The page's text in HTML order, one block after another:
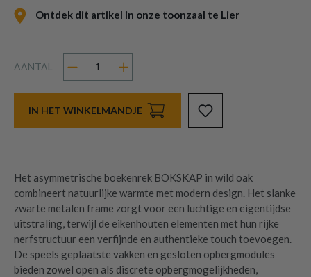
Ontdek dit artikel in onze toonzaal te Lier
AANTAL
IN HET WINKELMANDJE
Het asymmetrische boekenrek BOKSKAP in wild oak
combineert natuurlijke warmte met modern design. Het slanke
zwarte metalen frame zorgt voor een luchtige en eigentijdse
uitstraling, terwijl de eikenhouten elementen met hun rijke
nerfstructuur een verfijnde en authentieke touch toevoegen.
De speels geplaatste vakken en gesloten opbergmodules
bieden zowel open als discrete opbergmogelijkheden,